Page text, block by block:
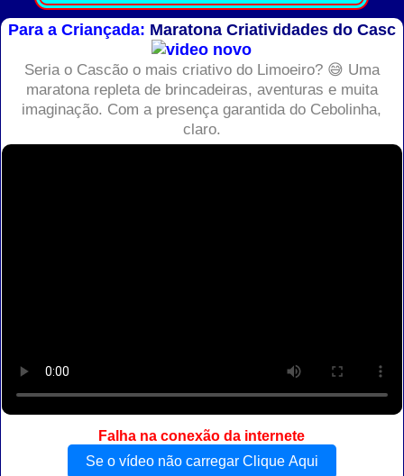
Para a Criançada: Maratona Criatividades do Casc
Seria o Cascão o mais criativo do Limoeiro? 😅 Uma
maratona repleta de brincadeiras, aventuras e muita
imaginação. Com a presença garantida do Cebolinha,
claro.
Falha na conexão da internete
Se o vídeo não carregar Clique Aqui